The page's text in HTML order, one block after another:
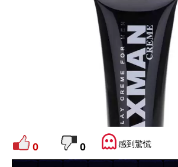
0 0 感到驚慌